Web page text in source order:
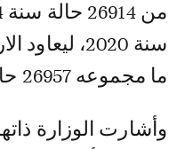
ما مجموعه 26957 حالة طلاق.
وأشارت الوزارة